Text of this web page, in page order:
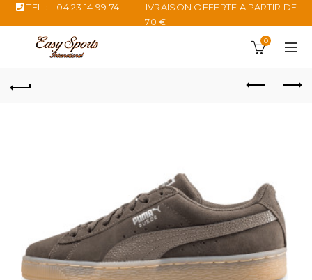
TEL : 04 23 14 99 74 |
LIVRAISON OFFERTE A PARTIR DE
70 €
0